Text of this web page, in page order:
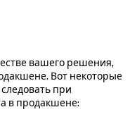
вашего решения,
Вот некоторые
при
в продакшене: